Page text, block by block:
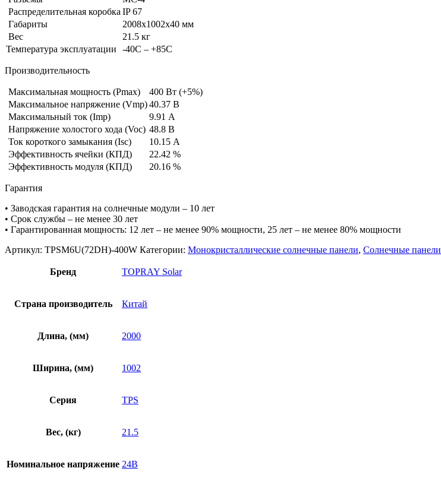
Распределительная коробка IP 67
Габариты
2008x1002x40 мм
Вес
21.5 кг
Температура эксплуатации
-40С – +85С
Производительность
Максимальная мощность (Pmax)
400 Вт (+5%)
Максимальное напряжение (Vmp)40.37 В
Максимальный ток (Imp)
9.91 А
Напряжение холостого хода (Voc) 48.8 В
Ток короткого замыкания (Isc)
10.15 А
Эффективность ячейки (КПД)
22.42 %
Эффективность модуля (КПД)
20.16 %
Гарантия
• Заводская гарантия на солнечные модули – 10 лет
• Срок службы – не менее 30 лет
• Гарантированная мощность: 12 лет – не менее 90% мощности, 25 лет – не менее 80% мощности
Артикул: TPSM6U(72DH)-400W Категории: Монокристаллические солнечные панели, Солнечные панели
Бренд TOPRAY Solar
Страна производитель Китай
Длина, (мм) 2000
Ширина, (мм) 1002
Серия TPS
Вес, (кг) 21.5
Номинальное напряжение 24В